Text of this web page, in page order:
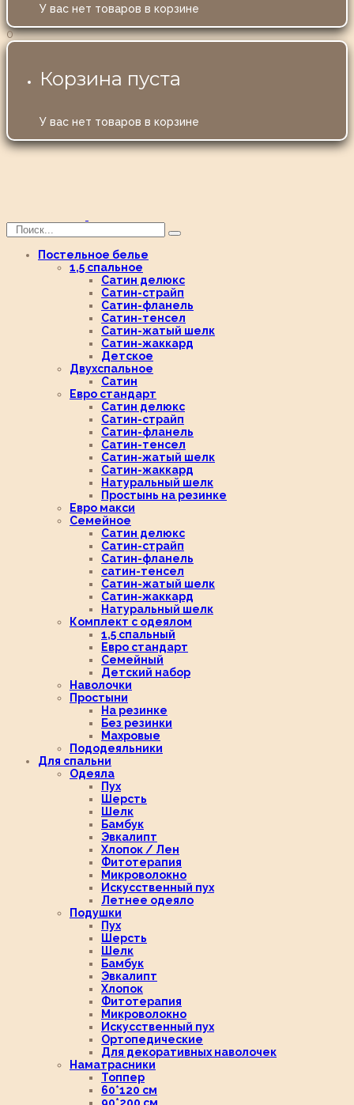
У вас нет товаров в корзине
0
Корзина пуста
У вас нет товаров в корзине
Постельное белье
1,5 спальное
Сатин делюкс
Сатин-страйп
Сатин-фланель
Сатин-тенсел
Сатин-жатый шелк
Сатин-жаккард
Детское
Двухспальное
Сатин
Евро стандарт
Сатин делюкс
Сатин-страйп
Сатин-фланель
Сатин-тенсел
Сатин-жатый шелк
Сатин-жаккард
Натуральный шелк
Простынь на резинке
Евро макси
Семейное
Сатин делюкс
Сатин-страйп
Сатин-фланель
сатин-тенсел
Сатин-жатый шелк
Сатин-жаккард
Натуральный шелк
Комплект с одеялом
1,5 спальный
Евро стандарт
Семейный
Детский набор
Наволочки
Простыни
На резинке
Без резинки
Махровые
Пододеяльники
Для спальни
Одеяла
Пух
Шерсть
Шелк
Бамбук
Эвкалипт
Хлопок / Лен
Фитотерапия
Микроволокно
Искусственный пух
Летнее одеяло
Подушки
Пух
Шерсть
Шелк
Бамбук
Эвкалипт
Хлопок
Фитотерапия
Микроволокно
Искусственный пух
Ортопедические
Для декоративных наволочек
Наматрасники
Топпер
60*120 см
90*200 см